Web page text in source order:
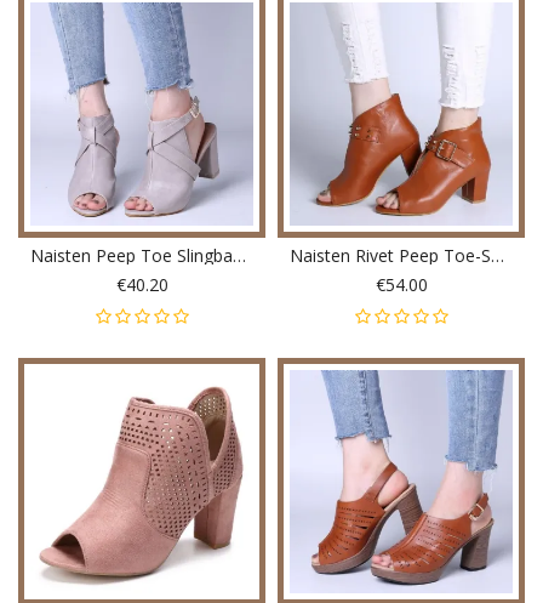
Naisten Peep Toe Slingback Solki Korkeakorkoiset Pumput
€40.20
Naisten Rivet Peep Toe-Solki Korkeakorkoiset Paksut Kantapääpumput
€54.00